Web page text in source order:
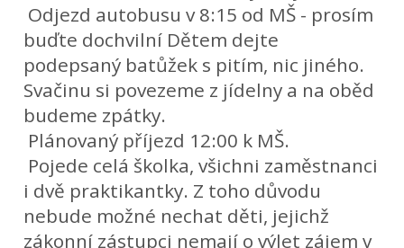
Odjezd autobusu v 8:15 od MŠ - prosím
buďte dochvilní Dětem dejte
podepsaný batůžek s pitím, nic jiného.
Svačinu si povezeme z jídelny a na oběd
budeme zpátky.
Plánovaný příjezd 12:00 k MŠ.
Pojede celá školka, všichni zaměstnanci
i dvě praktikantky. Z toho důvodu
nebude možné nechat děti, jejichž
zákonní zástupci nemají o výlet zájem v